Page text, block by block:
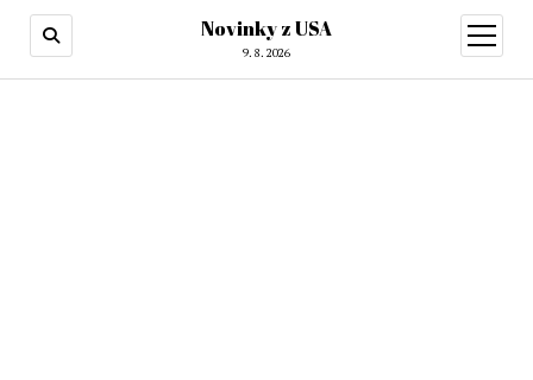
Novinky z USA
9. 8. 2026
otevřít
menu